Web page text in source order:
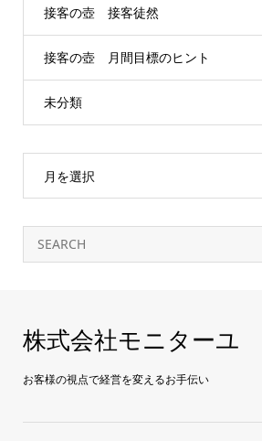
接客の壺 接客徒然
接客の壺 月間目標のヒント
未分類
月を選択
株式会社モニターユ
お客様の視点で経営を変えるお手伝い